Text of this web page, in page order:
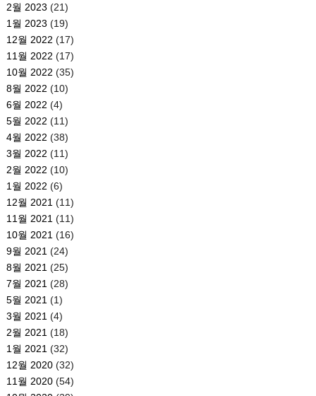
2월 2023 (21)
1월 2023 (19)
12월 2022 (17)
11월 2022 (17)
10월 2022 (35)
8월 2022 (10)
6월 2022 (4)
5월 2022 (11)
4월 2022 (38)
3월 2022 (11)
2월 2022 (10)
1월 2022 (6)
12월 2021 (11)
11월 2021 (11)
10월 2021 (16)
9월 2021 (24)
8월 2021 (25)
7월 2021 (28)
5월 2021 (1)
3월 2021 (4)
2월 2021 (18)
1월 2021 (32)
12월 2020(32)
11월 2020(54)